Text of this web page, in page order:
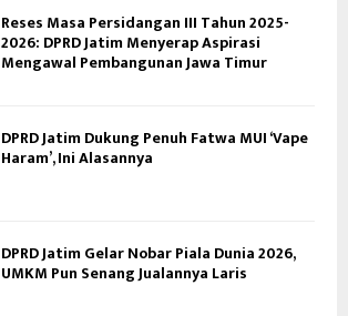
Reses Masa Persidangan III Tahun 2025-
2026: DPRD Jatim Menyerap Aspirasi
Mengawal Pembangunan Jawa Timur
DPRD Jatim Dukung Penuh Fatwa MUI ‘Vape
Haram’, Ini Alasannya
DPRD Jatim Gelar Nobar Piala Dunia 2026,
UMKM Pun Senang Jualannya Laris